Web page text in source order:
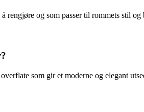
rengjøre og som passer til rommets stil og
som gir et moderne og elegant